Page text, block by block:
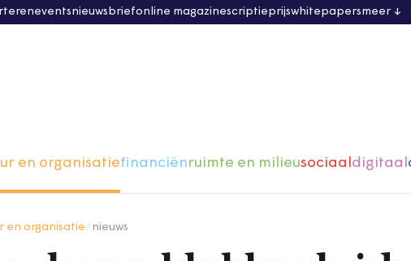
eventsnieuwsbriefonline magazinescriptieprijswhitepapersmeer
en organisatiefinanciënruimte en milieusociaaldigitaal
en organisatie nieuws